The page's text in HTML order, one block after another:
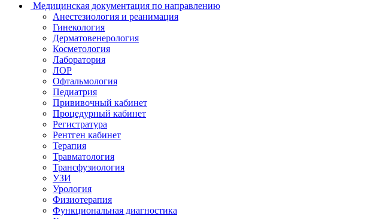
Медицинская документация по направлению
Анестезиология и реанимация
Гинекология
Дерматовенерология
Косметология
Лаборатория
ЛОР
Офтальмология
Педиатрия
Прививочный кабинет
Процедурный кабинет
Регистратура
Рентген кабинет
Терапия
Травматология
Трансфузиология
УЗИ
Урология
Физиотерапия
Функциональная диагностика